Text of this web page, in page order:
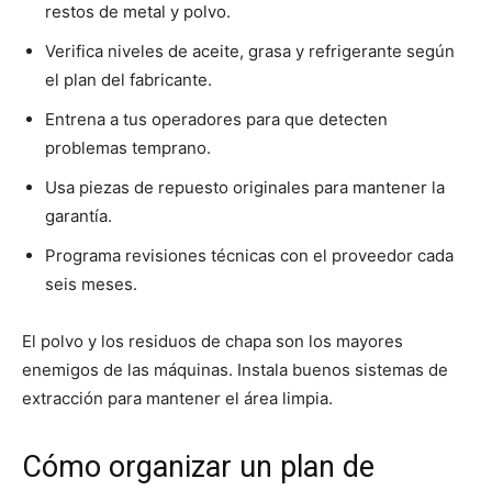
restos de metal y polvo.
Verifica niveles de aceite, grasa y refrigerante según
el plan del fabricante.
Entrena a tus operadores para que detecten
problemas temprano.
Usa piezas de repuesto originales para mantener la
garantía.
Programa revisiones técnicas con el proveedor cada
seis meses.
El polvo y los residuos de chapa son los mayores
enemigos de las máquinas. Instala buenos sistemas de
extracción para mantener el área limpia.
Cómo organizar un plan de